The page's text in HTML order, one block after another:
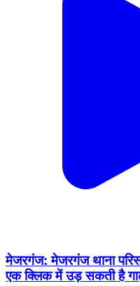
मेजरगंज: मेजरगंज थाना
एक क्लिक में उड़ सकती है